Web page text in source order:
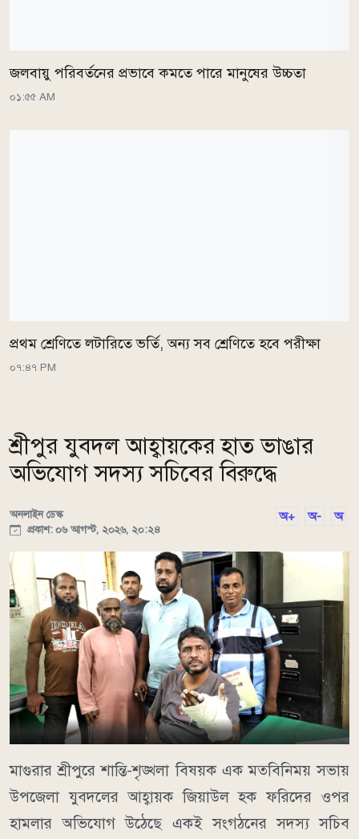
জলবায়ু পরিবর্তনের প্রভাবে কমতে পারে মানুষের উচ্চতা
০১:৫৫ AM
প্রথম শ্রেণিতে লটারিতে ভর্তি, অন্য সব শ্রেণিতে হবে পরীক্ষা
০৭:৪৭ PM
শ্রীপুর যুবদল আহ্বায়কের হাত ভাঙার
অভিযোগ সদস্য সচিবের বিরুদ্ধে
অনলাইন ডেস্ক
প্রকাশ: ০৬ আগস্ট, ২০২৬, ২০:২৪
অ+ অ- অ
মাগুরার শ্রীপুরে শান্তি-শৃঙ্খলা বিষয়ক এক মতবিনিময় সভায়
উপজেলা যুবদলের আহ্বায়ক জিয়াউল হক ফরিদের ওপর
হামলার অভিযোগ উঠেছে একই সংগঠনের সদস্য সচিব